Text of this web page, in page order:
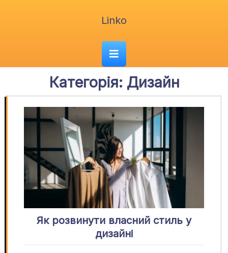
Linko
Кнопка
Відкрити
Категорія: Дизайн
Як розвинути власний стиль у
дизайні